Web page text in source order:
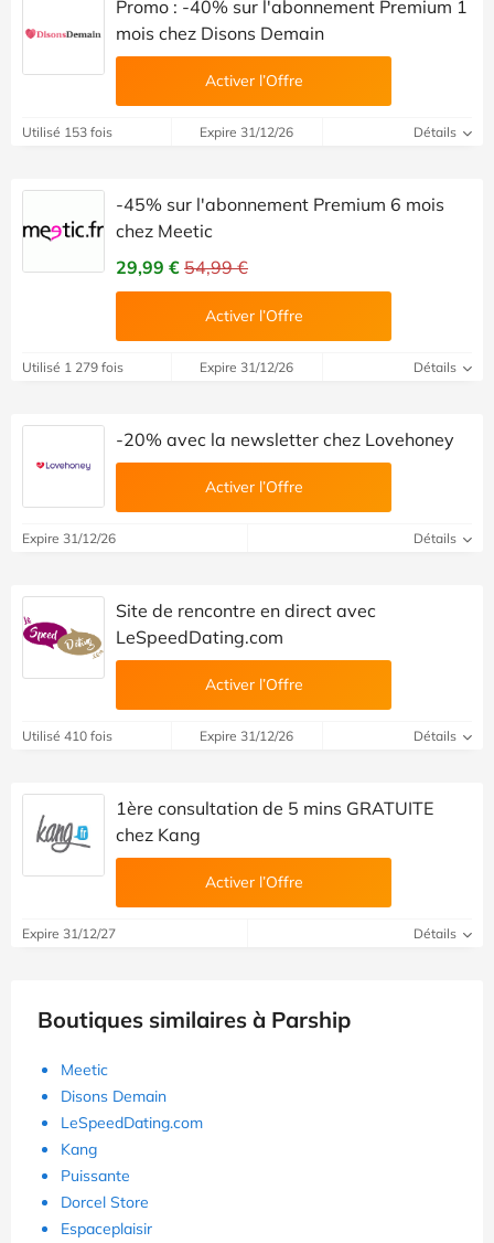
Promo : -40% sur l'abonnement Premium 1
mois chez Disons Demain
Activer l’Offre
Utilisé 153 fois Expire 31/12/26 Détails
-45% sur l'abonnement Premium 6 mois
chez Meetic
29,99 € 54,99 €
Activer l’Offre
Utilisé 1 279 fois Expire 31/12/26 Détails
-20% avec la newsletter chez Lovehoney
Activer l’Offre
Expire 31/12/26 Détails
Site de rencontre en direct avec
LeSpeedDating.com
Activer l’Offre
Utilisé 410 fois Expire 31/12/26 Détails
1ère consultation de 5 mins GRATUITE
chez Kang
Activer l’Offre
Expire 31/12/27 Détails
Boutiques similaires à Parship
Meetic
Disons Demain
LeSpeedDating.com
Kang
Puissante
Dorcel Store
Espaceplaisir